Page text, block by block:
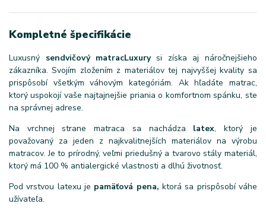
Kompletné špecifikácie
Luxusný sendvičový matracLuxurysi získa aj náročnejšieho
zákazníka. Svojím zložením z materiálov tej najvyššej kvality sa
prispôsobí všetkým váhovým kategóriám. Ak hľadáte matrac,
ktorý uspokojí vaše najtajnejšie priania o komfortnom spánku, ste
na správnej adrese.
Na vrchnej strane matraca sa nachádza latex, ktorý je
považovaný za jeden z najkvalitnejších materiálov na výrobu
matracov. Je to prírodný, veľmi priedušný a tvarovo stály materiál,
ktorý má 100 % antialergické vlastnosti a dlhú životnosť.
Pod vrstvou latexu je pamäťová pena, ktorá sa prispôsobí váhe
užívateľa.